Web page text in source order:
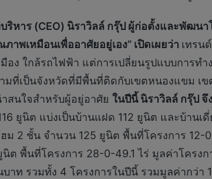
ริหาร (CEO) นิราวิลล์ กรุ๊ป ผู้ก่อตั้งและพัฒน
พเหมือนเพื่ออาศัยอยู่เอง” เปิดเผยว่า เทรน
ง ใกล้รถไฟฟ้า แต่การเปลี่ยนรูปแบบการท
ที่เป็นจังหวัดที่มีพื้นที่ติดกับเขตหนองแขม เ
สนใจสำหรับผู้อยู่อาศัย ในปีนี้นิราวิลล์ กรุ๊ป จึ
ยูนิต แบ่งเป็นบ้านแฝด 112 ยูนิต และบ้าน
ม 2 ชั้น จำนวน 125 ยูนิต พื้นที่โครงการ 12-
ต พื้นที่โครงการ 28-0-49.1 ไร่ มูลค่าโครง
าท รวมทั้ง 4 โครงการในปีนี้ รวมมูลค่ากว่า